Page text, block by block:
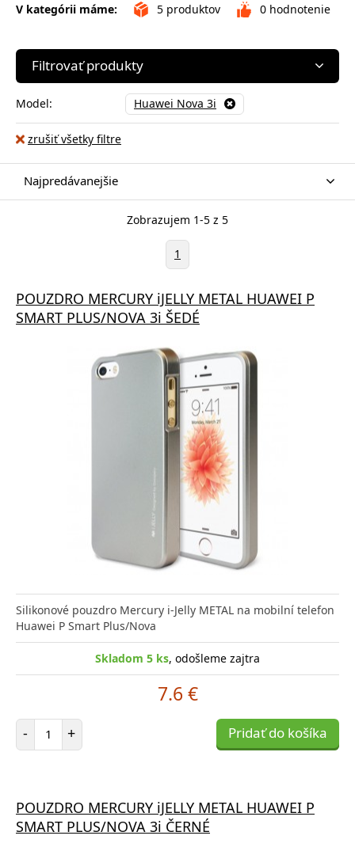
V kategórii máme: 5 produktov 0 hodnotenie
Filtrovať produkty
Model: Huawei Nova 3i
zrušiť všetky filtre
Najpredávanejšie
Zobrazujem 1-5 z 5
1
POUZDRO MERCURY iJELLY METAL HUAWEI P
SMART PLUS/NOVA 3i ŠEDÉ
Silikonové pouzdro Mercury i-Jelly METAL na mobilní telefon
Huawei P Smart Plus/Nova
Skladom 5 ks, odošleme zajtra
7.6 €
- Počet položiek
+ Pridať do košíka
POUZDRO MERCURY iJELLY METAL HUAWEI P
SMART PLUS/NOVA 3i ČERNÉ